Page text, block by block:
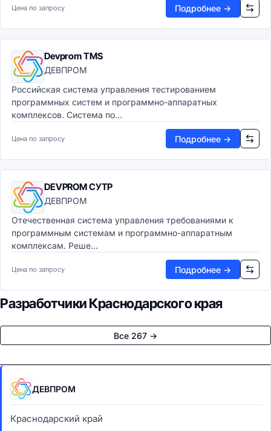
Цена по запросу Подробнее →
Devprom TMS
ДЕВПРОМ
Российская система управления тестированием
программных систем и программно-аппаратных
комплексов. Система по...
Цена по запросу Подробнее →
DEVPROM СУТР
ДЕВПРОМ
Отечественная система управления требованиями к
программным системам и программно-аппаратным
комплексам. Реше...
Цена по запросу Подробнее →
Разработчики Краснодарского края
Все 267 →
ДЕВПРОМ
Краснодарский край